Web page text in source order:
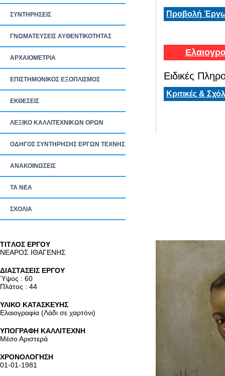
ΣΥΝΤΗΡΗΣΕΙΣ
ΓΝΩΜΑΤΕΥΣΕΙΣ ΑΥΘΕΝΤΙΚΟΤΗΤΑΣ
ΑΡΧΑΙΟΜΕΤΡΙΑ
ΕΠΙΣΤΗΜΟΝΙΚΟΣ ΕΞΟΠΛΙΣΜΟΣ
ΕΚΘΕΣΕΙΣ
ΛΕΞΙΚΟ ΚΑΛΛΙΤΕΧΝΙΚΩΝ ΟΡΩΝ
ΟΔΗΓΟΣ ΣΥΝΤΗΡΗΣΗΣ ΕΡΓΩΝ ΤΕΧΝΗΣ
ΑΝΑΚΟΙΝΩΣΕΙΣ
ΤΑ ΝEΑ
ΣΧΟΛΙΑ
Προβολή
Ειδικές
Κριτικές &
TITΛΟΣ ΕΡΓΟΥ
ΝΕΑΡΟΣ ΙΘΑΓΕΝΗΣ
ΔΙΑΣΤΑΣΕΙΣ ΕΡΓΟΥ
Ύψος : 60
Πλάτος : 44
ΥΛΙΚΟ ΚΑΤΑΣΚΕΥΗΣ
Ελαιογραφία (Λάδι σε χαρτόνι)
ΥΠΟΓΡΑΦΗ ΚΑΛΛΙΤΕΧΝΗ
Μέσο Αριστερά
ΧΡΟΝΟΛΟΓΗΣΗ
01-01-1981